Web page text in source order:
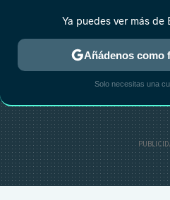
ESTRENOS REALITY
Ya puedes ver más de
Añádenos como
Solo necesitas una